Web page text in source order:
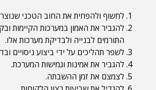
לחשוף ולהפחית את החוב הטכני
להגביר את האמון במערכות הקיימות
התורמים לבנייה ולבדיקת מערכות אלו.
לשפר תהליכים על ידי ביצוע ניסויים
להגביר את אמינות וגמישות המערכת.
לצמצם את זמן ההשבתה.